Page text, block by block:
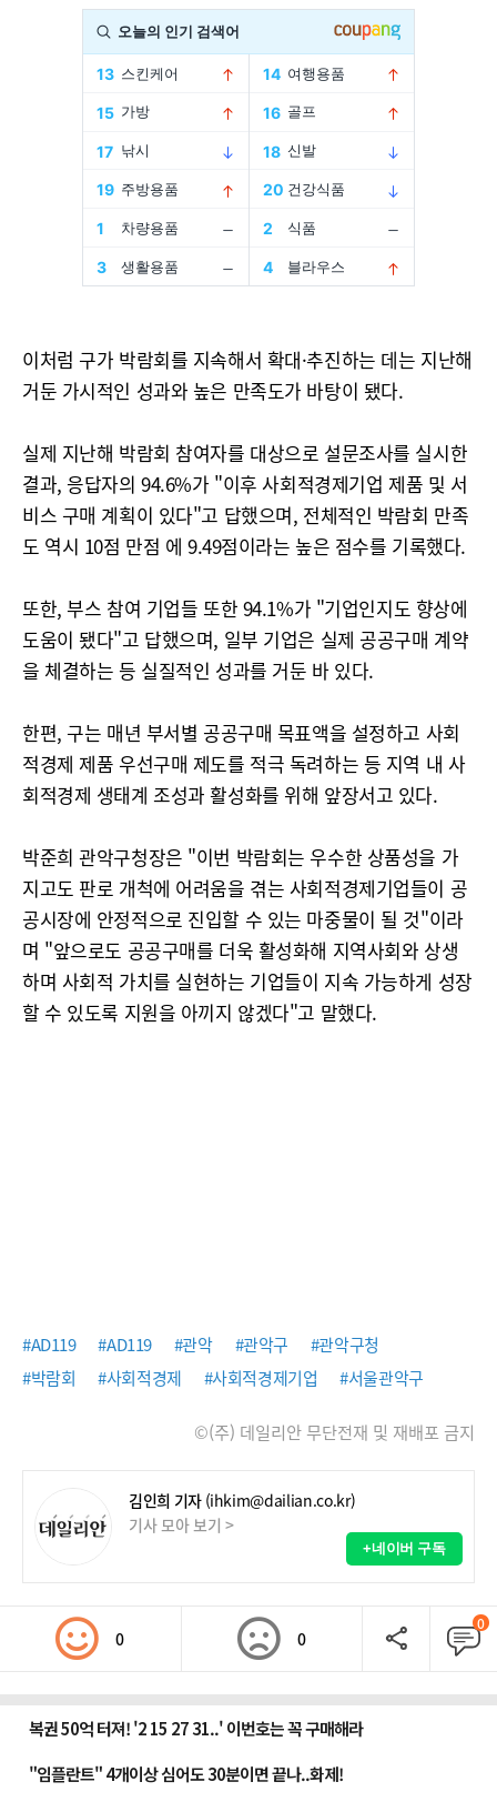
이처럼 구가 박람회를 지속해서 확대·추진하는 데는 지난해
거둔 가시적인 성과와 높은 만족도가 바탕이 됐다.
실제 지난해 박람회 참여자를 대상으로 설문조사를 실시한
결과, 응답자의 94.6%가 "이후 사회적경제기업 제품 및 서
비스 구매 계획이 있다"고 답했으며, 전체적인 박람회 만족
도 역시 10점 만점 에 9.49점이라는 높은 점수를 기록했다.
또한, 부스 참여 기업들 또한 94.1%가 "기업인지도 향상에
도움이 됐다"고 답했으며, 일부 기업은 실제 공공구매 계약
을 체결하는 등 실질적인 성과를 거둔 바 있다.
한편, 구는 매년 부서별 공공구매 목표액을 설정하고 사회
적경제 제품 우선구매 제도를 적극 독려하는 등 지역 내 사
회적경제 생태계 조성과 활성화를 위해 앞장서고 있다.
박준희 관악구청장은 "이번 박람회는 우수한 상품성을 가
지고도 판로 개척에 어려움을 겪는 사회적경제기업들이 공
공시장에 안정적으로 진입할 수 있는 마중물이 될 것"이라
며 "앞으로도 공공구매를 더욱 활성화해 지역사회와 상생
하며 사회적 가치를 실현하는 기업들이 지속 가능하게 성장
할 수 있도록 지원을 아끼지 않겠다"고 말했다.
#AD119 #AD119 #관악 #관악구
#관악구청
#박람회
#사회적경제 #사회적경제기업 #서울관악구
©(주) 데일리안 무단전재 및 재배포 금지
김인희 기자 (ihkim@dailian.co.kr)
기사 모아 보기 >
+네이버 구독
0 0
0